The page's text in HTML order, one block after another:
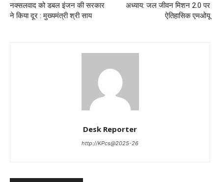
नक्सलवाद को डबल इंजन की सरकार
ने किया दूर : मुख्यमंत्री श्री साय
अध्याय: जल जीवन मिशन 2.0 पर
ऐतिहासिक एमओयू
Desk Reporter
http://KPcs@2025-26